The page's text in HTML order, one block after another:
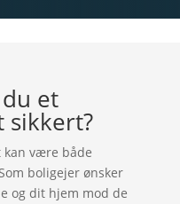
et
sikkert?
kan være både
boligejer ønsker
og dit hjem mod de